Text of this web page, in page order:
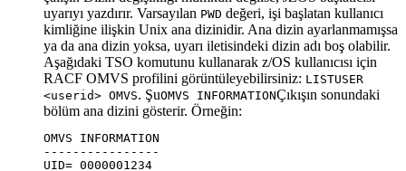
uyarıyı yazdırır. Varsayılan PWD değeri, işi başlatan kullanıcı
kimliğine ilişkin Unix ana dizinidir. Ana dizin ayarlanmamışsa
ya da ana dizin yoksa, uyarı iletisindeki dizin adı boş olabilir.
Aşağıdaki TSO komutunu kullanarak z/OS kullanıcısı için
RACF OMVS profilini görüntüleyebilirsiniz: LISTUSER
<userid> OMVS. ŞuOMVS INFORMATIONÇıkışın sonundaki
bölüm ana dizini gösterir. Örneğin:
OMVS INFORMATION
----------------